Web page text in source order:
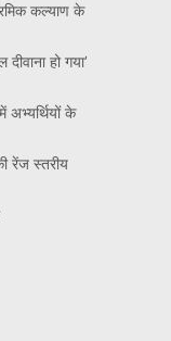
कल्याण के
हो गया’
अभ्यर्थियों के
रेंज स्तरीय